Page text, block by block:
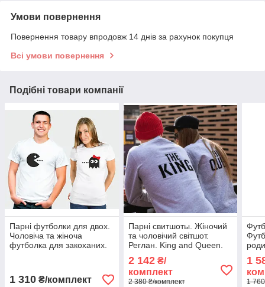
Умови повернення
Повернення товару впродовж 14 днів за рахунок покупця
Всі умови повернення
Подібні товари компанії
Парні футболки для двох.
Чоловіча та жіноча
футболка для закоханих.
1 310 ₴/комплект
Парні свитшоты. Жіночий
та чоловічий світшот.
Реглан. King and Queen.
2 142₴/
комплект
2 380 ₴/комплект
1
1